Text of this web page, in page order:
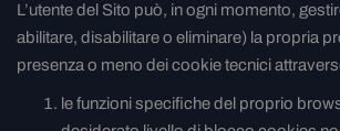
L’utente del Sito può, in ogni momento,
abilitare, disabilitare o eliminare) la propria
presenza o meno dei cookie tecnici
le funzioni specifiche del proprio